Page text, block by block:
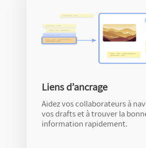
Liens d’ancrage
Aidez vos collaborateurs à
vos drafts et à trouver la
information rapidement.